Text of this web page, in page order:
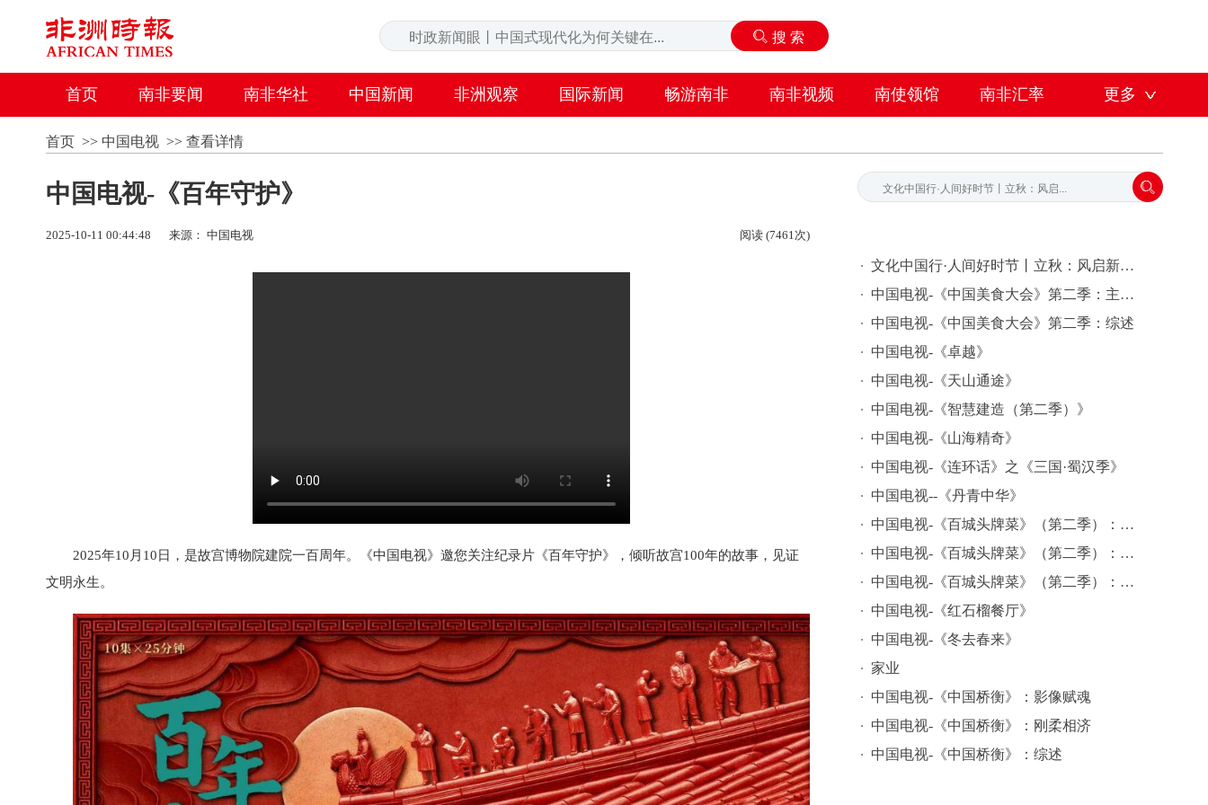
首页 南非要闻 南非华社 中国新闻 非洲观察 国际新闻 畅游南非 南非视频 南使领馆 南非汇率 更多
首页>> 中国电视>> 查看详情
中国电视-《百年守护》
2025-10-11 00:44:48 来源： 中国电视 阅读 (7461次)
2025年10月10日，是故宫博物院建院一百周年。《中国电视》邀您关注纪录片《百年守护》，倾听故宫100年的故事，见证
文明永生。
文化中国行·人间好时节丨立秋：风启新秋 万事丰盈
中国电视-《中国美食大会》第二季：主创感悟
中国电视-《中国美食大会》第二季：综述
中国电视-《卓越》
中国电视-《天山通途》
中国电视-《智慧建造（第二季）》
中国电视-《山海精奇》
中国电视-《连环话》之《三国·蜀汉季》
中国电视--《丹青中华》
中国电视-《百城头牌菜》（第二季）：综述
中国电视-《百城头牌菜》（第二季）：模式创新
中国电视-《百城头牌菜》（第二季）：文化赋能
中国电视-《红石榴餐厅》
中国电视-《冬去春来》
家业
中国电视-《中国桥衡》：影像赋魂
中国电视-《中国桥衡》：刚柔相济
中国电视-《中国桥衡》：综述